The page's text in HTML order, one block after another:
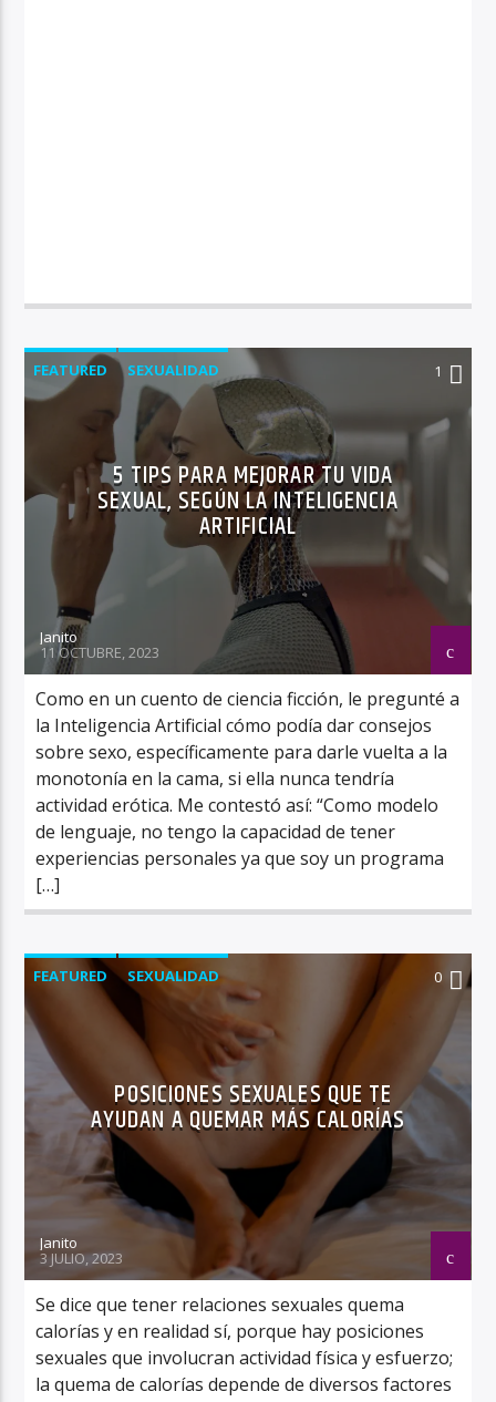
FEATURED SEXUALIDAD 1
5 TIPS PARA MEJORAR TU VIDA
SEXUAL, SEGÚN LA INTELIGENCIA
ARTIFICIAL
Janito
11 OCTUBRE, 2023
Como en un cuento de ciencia ficción, le pregunté a
la Inteligencia Artificial cómo podía dar consejos
sobre sexo, específicamente para darle vuelta a la
monotonía en la cama, si ella nunca tendría
actividad erótica. Me contestó así: “Como modelo
de lenguaje, no tengo la capacidad de tener
experiencias personales ya que soy un programa
[…]
FEATURED SEXUALIDAD 0
POSICIONES SEXUALES QUE TE
AYUDAN A QUEMAR MÁS CALORÍAS
Janito
3 JULIO, 2023
Se dice que tener relaciones sexuales quema
calorías y en realidad sí, porque hay posiciones
sexuales que involucran actividad física y esfuerzo;
la quema de calorías depende de diversos factores